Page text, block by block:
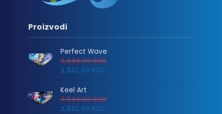
Proizvodi
Perfect Wave
3,540.00RSD
2,832.00 RSD
Keel Art
3,540.00RSD
2,832.00 RSD